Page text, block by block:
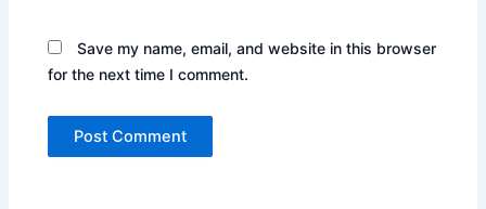
Save my name, email, and website in this browser
for the next time I comment.